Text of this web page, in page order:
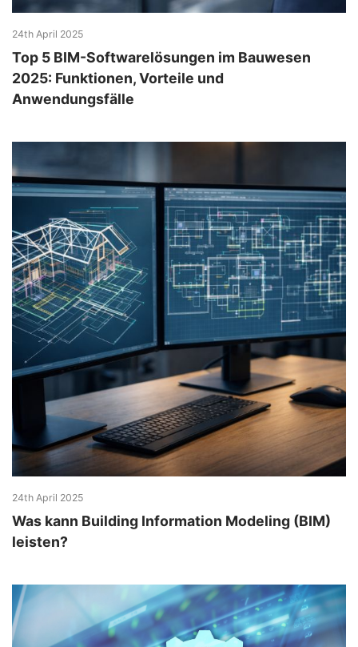
24th April 2025
Top 5 BIM-Softwarelösungen im Bauwesen
2025: Funktionen, Vorteile und
Anwendungsfälle
24th April 2025
Was kann Building Information Modeling (BIM)
leisten?